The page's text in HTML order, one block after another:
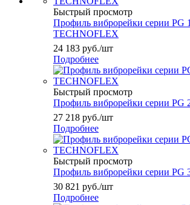
Быстрый просмотр
Профиль виброрейки серии PG
TECHNOFLEX
24 183 руб./шт
Подробнее
Быстрый просмотр
Профиль виброрейки серии
27 218 руб./шт
Подробнее
Быстрый просмотр
Профиль виброрейки серии
30 821 руб./шт
Подробнее